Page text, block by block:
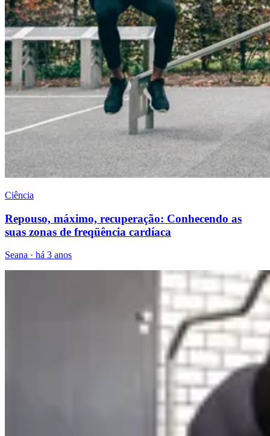
Ciência
Repouso, máximo, recuperação: Conhecendo as
suas zonas de freqüência cardíaca
Seana · há 3 anos